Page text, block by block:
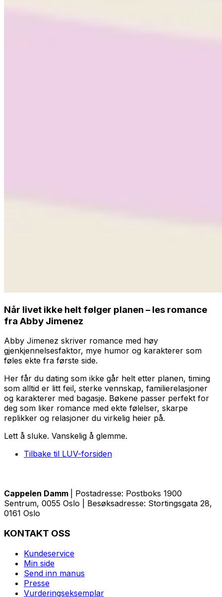
Når livet ikke helt følger planen – les romance
fra Abby Jimenez
Abby Jimenez skriver romance med høy
gjenkjennelsesfaktor, mye humor og karakterer som
føles ekte fra første side.
Her får du dating som ikke går helt etter planen, timing
som alltid er litt feil, sterke vennskap, familierelasjoner
og karakterer med bagasje. Bøkene passer perfekt for
deg som liker romance med ekte følelser, skarpe
replikker og relasjoner du virkelig heier på.
Lett å sluke. Vanskelig å glemme.
Tilbake til LUV-forsiden
Cappelen Damm
| Postadresse: Postboks 1900
Sentrum, 0055 Oslo | Besøksadresse: Stortingsgata 28,
0161 Oslo
KONTAKT OSS
Kundeservice
Min side
Send inn manus
Presse
Vurderingseksemplar